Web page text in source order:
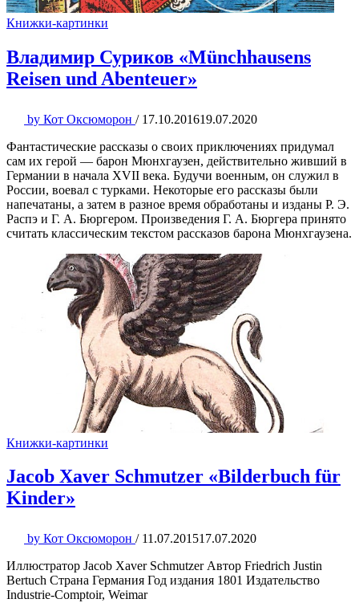
Книжки-картинки
Владимир Суриков «Münchhausens
Reisen und Abenteuer»
by Кот Оксюморон / 17.10.201619.07.2020
Фантастические рассказы о своих приключениях придумал
сам их герой — барон Мюнхгаузен, действительно живший в
Германии в начала XVII века. Будучи военным, он служил в
России, воевал с турками. Некоторые его рассказы были
напечатаны, а затем в разное время обработаны и изданы Р. Э.
Распэ и Г. А. Бюргером. Произведения Г. А. Бюргера принято
считать классическим текстом рассказов барона Мюнхгаузена.
Книжки-картинки
Jacob Xaver Schmutzer «Bilderbuch für
Kinder»
by Кот Оксюморон / 11.07.201517.07.2020
Иллюстратор Jacob Xaver Schmutzer Автор Friedrich Justin
Bertuch Страна Германия Год издания 1801 Издательство
Industrie-Comptoir, Weimar